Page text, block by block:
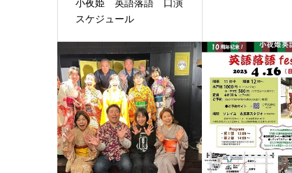
小夜姫 英語落語 口演
スケジュール